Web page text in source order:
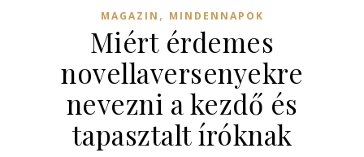
MAGAZIN , MINDENNAPOK
Miért érdemes
novellaversenyekre
nevezni a kezdő és
tapasztalt íróknak